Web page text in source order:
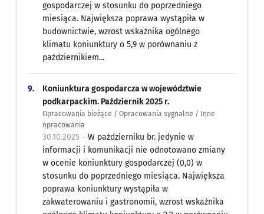
gospodarczej w stosunku do poprzedniego
miesiąca. Największa poprawa wystąpiła w
budownictwie, wzrost wskaźnika ogólnego
klimatu koniunktury o 5,9 w porównaniu z
październikiem...
9.
Koniunktura gospodarcza w województwie
podkarpackim. Październik 2025 r.
Opracowania bieżące / Opracowania sygnalne / Inne
opracowania
30.10.2025 -W październiku br. jedynie w
informacji i komunikacji nie odnotowano zmiany
w ocenie koniunktury gospodarczej (0,0) w
stosunku do poprzedniego miesiąca. Największa
poprawa koniunktury wystąpiła w
zakwaterowaniu i gastronomii, wzrost wskaźnika